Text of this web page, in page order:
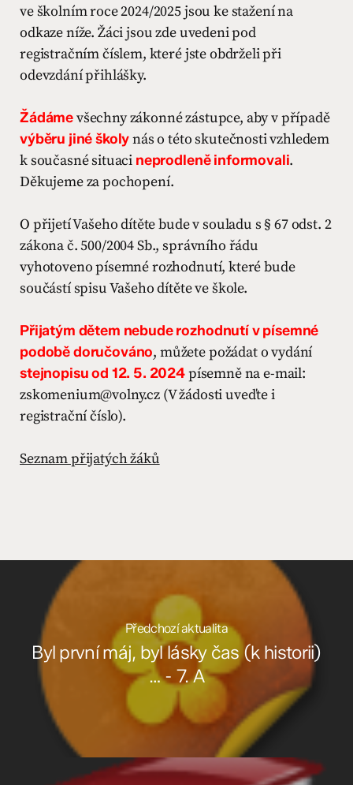
ve školním roce 2024/2025 jsou ke stažení na
odkaze níže. Žáci jsou zde uvedeni pod
registračním číslem, které jste obdrželi při
odevzdání přihlášky.
Žádámevšechny zákonné zástupce, aby v případě
výběru jiné školynás o této skutečnosti vzhledem
k současné situaci neprodleně informovali.
Děkujeme za pochopení.
O přijetí Vašeho dítěte bude v souladu s § 67 odst. 2
zákona č. 500/2004 Sb., správního řádu
vyhotoveno písemné rozhodnutí, které bude
součástí spisu Vašeho dítěte ve škole.
Přijatým dětem nebude rozhodnutí v písemné
podobě doručováno, můžete požádat o vydání
stejnopisuod 12. 5. 2024písemně na e-mail:
zskomenium@volny.cz (V žádosti uveďte i
registrační číslo).
Seznam přijatých žáků
Předchozí aktualita
Byl první máj, byl lásky čas (k historii)
… - 7. A